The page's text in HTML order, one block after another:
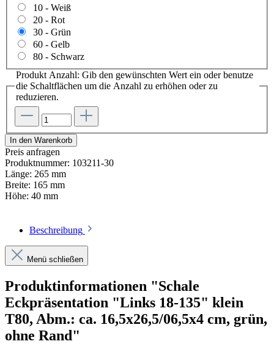
10 - Weiß
20 - Rot
30 - Grün
60 - Gelb
80 - Schwarz
Produkt Anzahl: Gib den gewünschten Wert ein oder benutze
die Schaltflächen um die Anzahl zu erhöhen oder zu
reduzieren.
In den Warenkorb
Preis anfragen
Produktnummer: 103211-30
Länge: 265 mm
Breite: 165 mm
Höhe: 40 mm
Beschreibung
Menü schließen
Produktinformationen "Schale
Eckpräsentation "Links 18-135" klein
T80, Abm.: ca. 16,5x26,5/06,5x4 cm, grün,
ohne Rand"